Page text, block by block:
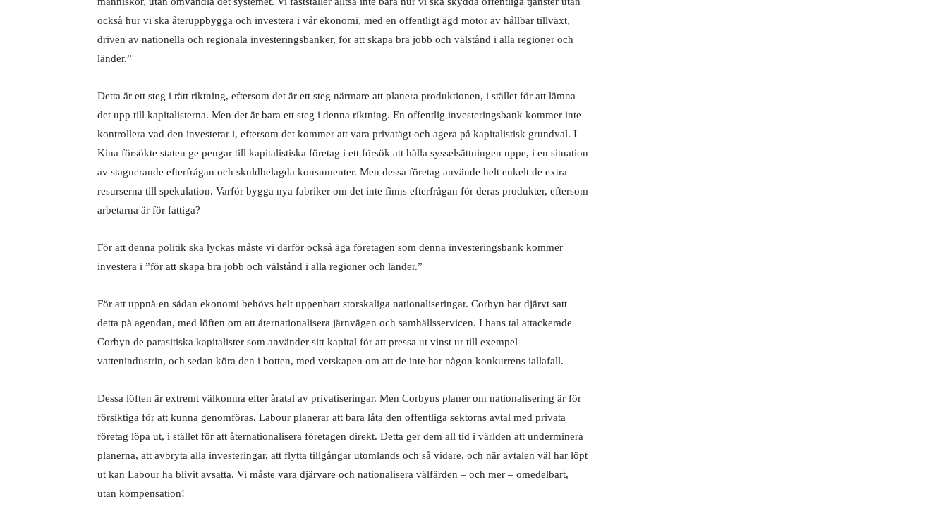
också hur vi ska återuppbygga och investera i vår ekonomi, med en offentligt ägd motor av hållbar tillväxt,
driven av nationella och regionala investeringsbanker, för att skapa bra jobb och välstånd i alla regioner och
länder.”
Detta är ett steg i rätt riktning, eftersom det är ett steg närmare att planera produktionen, i stället för att lämna
det upp till kapitalisterna. Men det är bara ett steg i denna riktning. En offentlig investeringsbank kommer inte
kontrollera vad den investerar i, eftersom det kommer att vara privatägt och agera på kapitalistisk grundval. I
Kina försökte staten ge pengar till kapitalistiska företag i ett försök att hålla sysselsättningen uppe, i en situation
av stagnerande efterfrågan och skuldbelagda konsumenter. Men dessa företag använde helt enkelt de extra
resurserna till spekulation. Varför bygga nya fabriker om det inte finns efterfrågan för deras produkter, eftersom
arbetarna är för fattiga?
För att denna politik ska lyckas måste vi därför också äga företagen som denna investeringsbank kommer
investera i ”för att skapa bra jobb och välstånd i alla regioner och länder.”
För att uppnå en sådan ekonomi behövs helt uppenbart storskaliga nationaliseringar. Corbyn har djärvt satt
detta på agendan, med löften om att åternationalisera järnvägen och samhällsservicen. I hans tal attackerade
Corbyn de parasitiska kapitalister som använder sitt kapital för att pressa ut vinst ur till exempel
vattenindustrin, och sedan köra den i botten, med vetskapen om att de inte har någon konkurrens iallafall.
Dessa löften är extremt välkomna efter åratal av privatiseringar. Men Corbyns planer om nationalisering är för
försiktiga för att kunna genomföras. Labour planerar att bara låta den offentliga sektorns avtal med privata
företag löpa ut, i stället för att åternationalisera företagen direkt. Detta ger dem all tid i världen att underminera
planerna, att avbryta alla investeringar, att flytta tillgångar utomlands och så vidare, och när avtalen väl har löpt
ut kan Labour ha blivit avsatta. Vi måste vara djärvare och nationalisera välfärden – och mer – omedelbart,
utan kompensation!